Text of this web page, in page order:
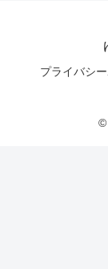
プライバシ
©